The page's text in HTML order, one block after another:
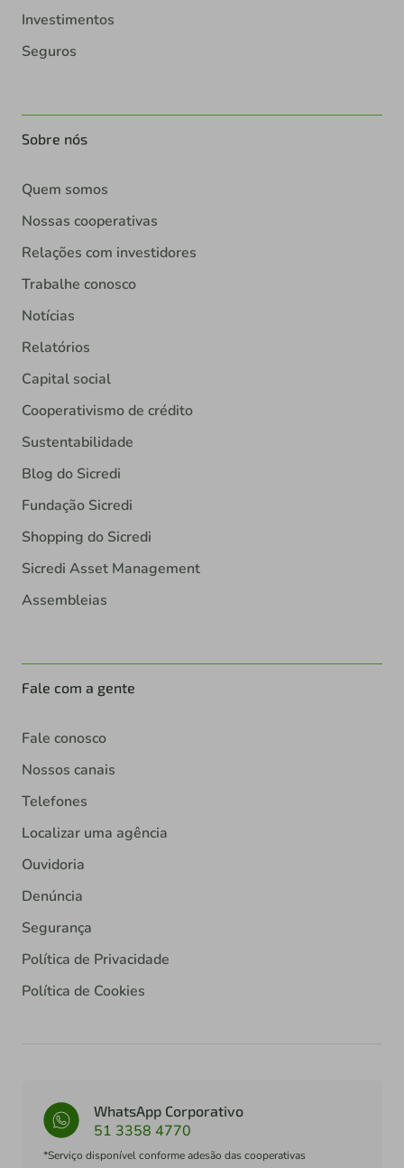
Investimentos
Seguros
Sobre nós
Quem somos
Nossas cooperativas
Relações com investidores
Trabalhe conosco
Notícias
Relatórios
Capital social
Cooperativismo de crédito
Sustentabilidade
Blog do Sicredi
Fundação Sicredi
Shopping do Sicredi
Sicredi Asset Management
Assembleias
Fale com a gente
Fale conosco
Nossos canais
Telefones
Localizar uma agência
Ouvidoria
Denúncia
Segurança
Política de Privacidade
Política de Cookies
WhatsApp Corporativo
51 3358 4770
*Serviço disponível conforme adesão das cooperativas